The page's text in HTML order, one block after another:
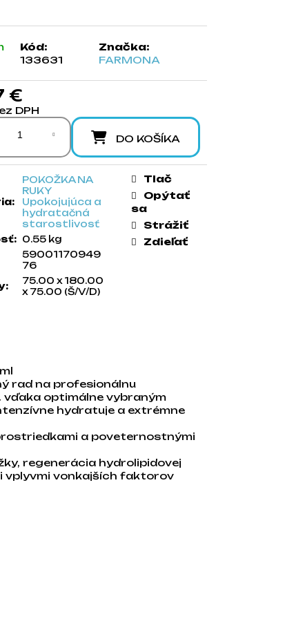
Kód:
133631
Značka:
FARMONA
€
DPH
cena:
DO KOŠÍKA
:
POKOŽKA NA
RUKY
Upokojujúca a
hydratačná
starostlivosť
: 0.55 kg
59001170949
76
:
75.00 x 180.00
x 75.00 (Š/V/D)
Tlač
Opýtať
sa
Strážiť
Zdieľať
rad na profesionálnu
vďaka optimálne vybraným
hydratuje a extrémne
a poveternostnými
regenerácia hydrolipidovej
vplyvmi vonkajších faktorov